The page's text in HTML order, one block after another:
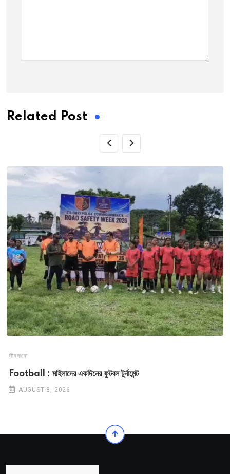
Related Post
জীবনধারা
Football : মহিলাদের একদিনের ফুটবল টুর্নামেন্ট
AUGUST 8, 2026